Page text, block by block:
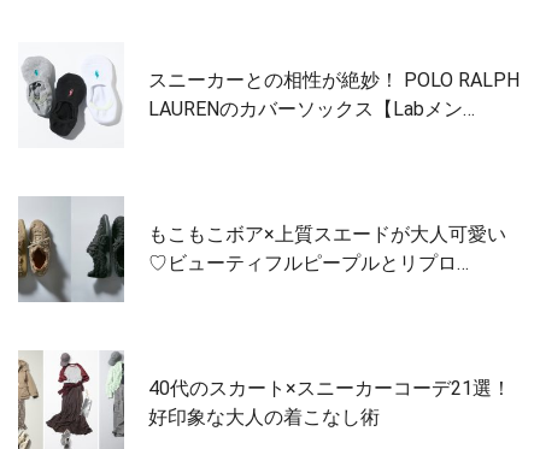
スニーカーとの相性が絶妙！ POLO RALPH
LAURENのカバーソックス【Labメン…
もこもこボア×上質スエードが大人可愛い
♡ビューティフルピープルとリプロ…
40代のスカート×スニーカーコーデ21選！
好印象な大人の着こなし術